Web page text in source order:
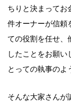
ちりと決まってお
件オーナーが信頼
ての役割を任せ、
したことをお願い
とっての執事のよ
そんな大家さんが